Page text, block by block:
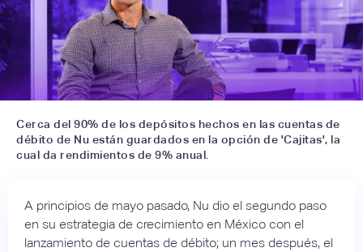
Cerca del 90% de los depósitos hechos en las cuentas de
débito de Nu están guardados en la opción de 'Cajitas', la
cual da rendimientos de 9% anual.
A principios de mayo pasado, Nu dio el segundo paso
en su estrategia de crecimiento en México con el
lanzamiento de cuentas de débito; un mes después, el